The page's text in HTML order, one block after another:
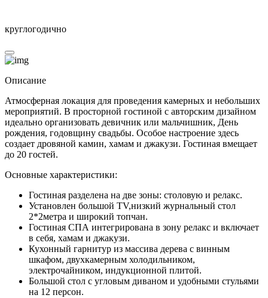
круглогодично
Описание
Атмосферная локация для проведения камерных и небольших
мероприятий. В просторной гостиной с авторским дизайном
идеально организовать девичник или мальчишник, День
рождения, годовщину свадьбы. Особое настроение здесь
создает дровяной камин, хамам и джакузи. Гостиная вмещает
до 20 гостей.
Основные характеристики:
Гостиная разделена на две зоны: столовую и релакс.
Установлен большой TV,низкий журнальный стол
2*2метра и широкий топчан.
Гостиная СПА интегрирована в зону релакс и включает
в себя, хамам и джакузи.
Кухонный гарнитур из массива дерева с винным
шкафом, двухкамерным холодильником,
электрочайником, индукционной плитой.
Большой стол с угловым диваном и удобными стульями
на 12 персон.